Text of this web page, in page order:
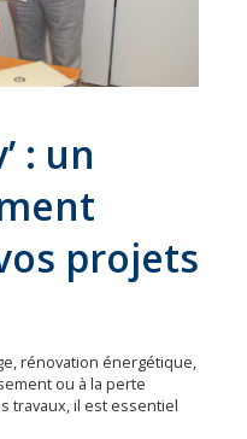
: un
projets
rénovation énergétique,
ou à la perte
travaux, il est essentiel